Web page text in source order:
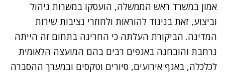
אמון במשרד ראש הממשלה, הועסקו במשרות ניהול
וביצוע, זאת בניגוד להוראות ולחוזרי נציבות שירות
המדינה. הביקורת העלתה כי החריגה בתחום זה הייתה
נרחבת והובחנה באגפים רבים בהם המועצה הלאומית
לכלכלה, באגף אירועים, סיורים וטקסים ובמערך ההסברה